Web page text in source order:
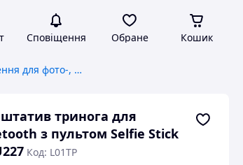
Сповіщення Обране Кошик
Штативи та кріплення для фото-, відеотехніки
тринога для
з пультом Selfie Stick
Код: L01TP